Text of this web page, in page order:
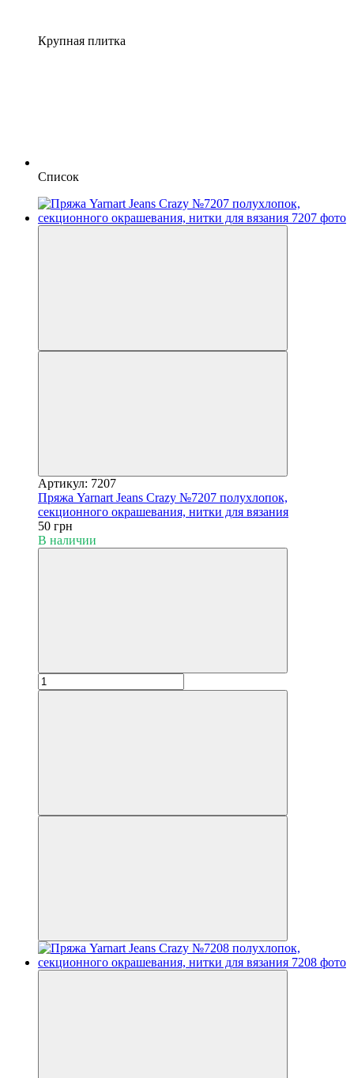
Крупная плитка
Список
Артикул: 7207
Пряжа Yarnart Jeans Crazy №7207 полухлопок,
секционного окрашевания, нитки для вязания
50 грн
В наличии